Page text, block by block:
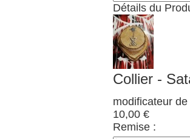
Détails du
Collier -
modificateur
10,00 €
Remise :